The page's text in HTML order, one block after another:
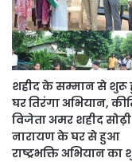
शहीद के सम्मान से शुरू
घर तिरंगा अभियान,
विजेता अमर शहीद सोढ़ी
नारायण के घर से हुआ
राष्ट्रभक्ति अभियान का